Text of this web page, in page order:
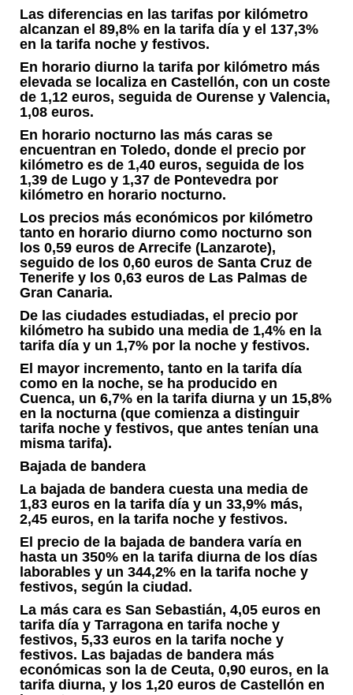
Las diferencias en las tarifas por kilómetro
alcanzan el 89,8% en la tarifa día y el 137,3%
en la tarifa noche y festivos.
En horario diurno la tarifa por kilómetro más
elevada se localiza en Castellón, con un coste
de 1,12 euros, seguida de Ourense y Valencia,
1,08 euros.
En horario nocturno las más caras se
encuentran en Toledo, donde el precio por
kilómetro es de 1,40 euros, seguida de los
1,39 de Lugo y 1,37 de Pontevedra por
kilómetro en horario nocturno.
Los precios más económicos por kilómetro
tanto en horario diurno como nocturno son
los 0,59 euros de Arrecife (Lanzarote),
seguido de los 0,60 euros de Santa Cruz de
Tenerife y los 0,63 euros de Las Palmas de
Gran Canaria.
De las ciudades estudiadas, el precio por
kilómetro ha subido una media de 1,4% en la
tarifa día y un 1,7% por la noche y festivos.
El mayor incremento, tanto en la tarifa día
como en la noche, se ha producido en
Cuenca, un 6,7% en la tarifa diurna y un 15,8%
en la nocturna (que comienza a distinguir
tarifa noche y festivos, que antes tenían una
misma tarifa).
Bajada de bandera
La bajada de bandera cuesta una media de
1,83 euros en la tarifa día y un 33,9% más,
2,45 euros, en la tarifa noche y festivos.
El precio de la bajada de bandera varía en
hasta un 350% en la tarifa diurna de los días
laborables y un 344,2% en la tarifa noche y
festivos, según la ciudad.
La más cara es San Sebastián, 4,05 euros en
tarifa día y Tarragona en tarifa noche y
festivos, 5,33 euros en la tarifa noche y
festivos. Las bajadas de bandera más
económicas son la de Ceuta, 0,90 euros, en la
tarifa diurna, y los 1,20 euros de Castellón en